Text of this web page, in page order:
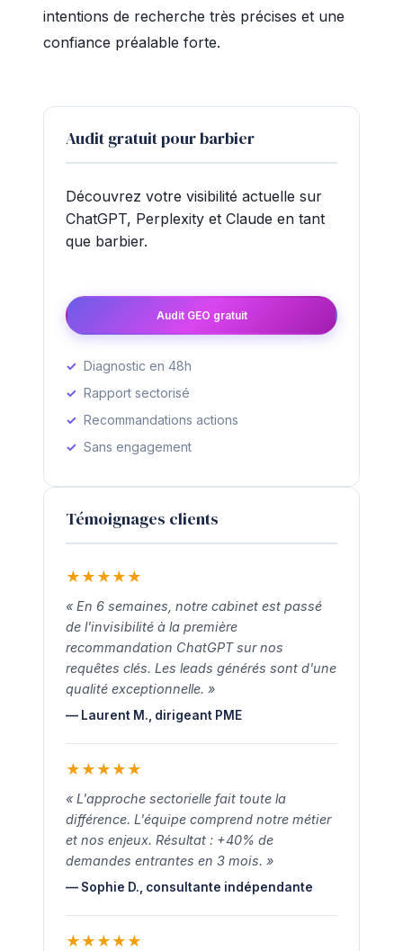
intentions de recherche très précises et une
confiance préalable forte.
Audit gratuit pour barbier
Découvrez votre visibilité actuelle sur
ChatGPT, Perplexity et Claude en tant
que barbier.
Audit GEO gratuit
Diagnostic en 48h
Rapport sectorisé
Recommandations actions
Sans engagement
Témoignages clients
★ ★ ★ ★ ★
« En 6 semaines, notre cabinet est passé
de l'invisibilité à la première
recommandation ChatGPT sur nos
requêtes clés. Les leads générés sont d'une
qualité exceptionnelle. »
— Laurent M., dirigeant PME
★ ★ ★ ★ ★
« L'approche sectorielle fait toute la
différence. L'équipe comprend notre métier
et nos enjeux. Résultat : +40% de
demandes entrantes en 3 mois. »
— Sophie D., consultante indépendante
★ ★ ★ ★ ★